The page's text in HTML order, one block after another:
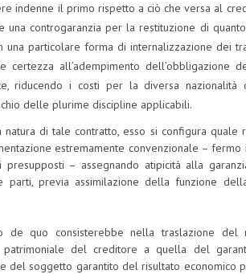
indenne il primo rispetto a ciò che versa al
una controgaranzia per la restituzione di
una particolare forma di internalizzazione dei
certezza all’adempimento
riducendo i costi per la diversa
delle plurime discipline applicabili.
natura di tale contratto, esso si configura
estremamente convenzionale –
presupposti – assegnando atipicità alla
parti, previa assimilazione della funzione
de quo consisterebbe nella traslazione del
del creditore a quella del
del soggetto garantito del risultato economico